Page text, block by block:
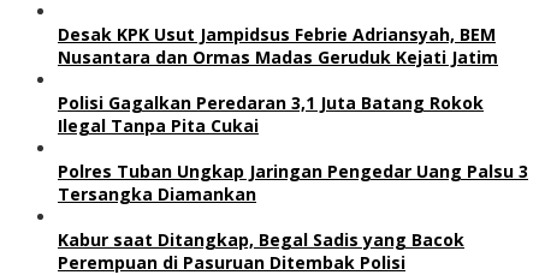
Desak KPK Usut Jampidsus Febrie Adriansyah, BEM
Nusantara dan Ormas Madas Geruduk Kejati Jatim
Polisi Gagalkan Peredaran 3,1 Juta Batang Rokok
Ilegal Tanpa Pita Cukai
Polres Tuban Ungkap Jaringan Pengedar Uang Palsu 3
Tersangka Diamankan
Kabur saat Ditangkap, Begal Sadis yang Bacok
Perempuan di Pasuruan Ditembak Polisi